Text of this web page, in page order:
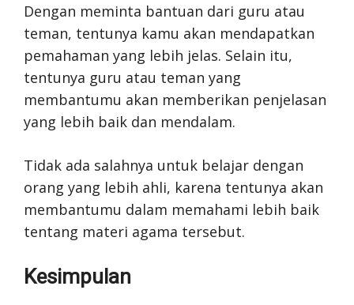
Dengan meminta bantuan dari guru atau
teman, tentunya kamu akan mendapatkan
pemahaman yang lebih jelas. Selain itu,
tentunya guru atau teman yang
membantumu akan memberikan penjelasan
yang lebih baik dan mendalam.
Tidak ada salahnya untuk belajar dengan
orang yang lebih ahli, karena tentunya akan
membantumu dalam memahami lebih baik
tentang materi agama tersebut.
Kesimpulan